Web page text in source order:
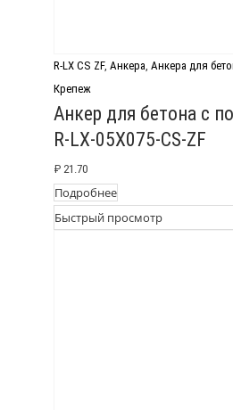
R-LX CS ZF, Анкера Анкера для
Крепеж
Анкер для бетона c
R-LX-05X075-CS-ZF
₽ 21.70
Подробнее
Быстрый просмотр